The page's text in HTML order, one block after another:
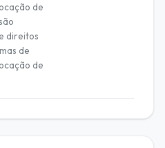
de
direitos
de
de